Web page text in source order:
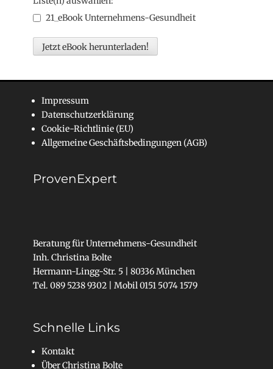
21_eBook Unternehmens-Gesundheit
Impressum
Datenschutzerklärung
Cookie-Richtlinie (EU)
Allgemeine Geschäftsbedingungen (AGB)
ProvenExpert
Beratung für Unternehmens-Gesundheit
Inh. Christina Bolte
Hermann-Lingg-Str. 5 | 80336 München
Tel. 089 5238 9302 | Mobil 0151 5074 1579
Schnelle Links
Kontakt
Über Christina Bolte